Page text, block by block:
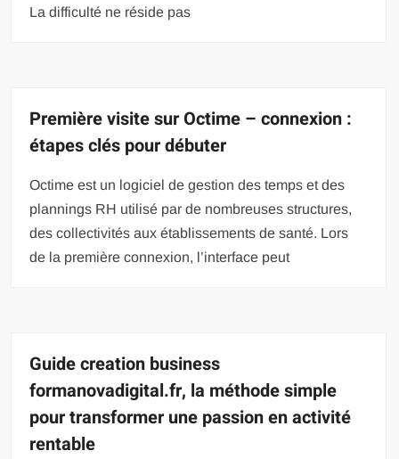
La difficulté ne réside pas
Première visite sur Octime – connexion :
étapes clés pour débuter
Octime est un logiciel de gestion des temps et des
plannings RH utilisé par de nombreuses structures,
des collectivités aux établissements de santé. Lors
de la première connexion, l’interface peut
Guide creation business
formanovadigital.fr, la méthode simple
pour transformer une passion en activité
rentable